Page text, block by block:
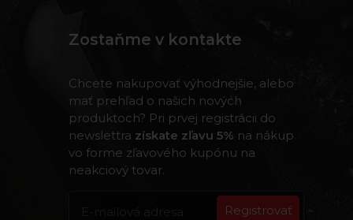
Zostaňme v kontakte
Chcete nakupovať výhodnejšie, alebo
mať prehľad o našich nových
produktoch? Pri prvej registrácii do
newslettra získate zľavu 5% na nákup
vo forme zľavového kupónu na
neakciový tovar.
Registrovať